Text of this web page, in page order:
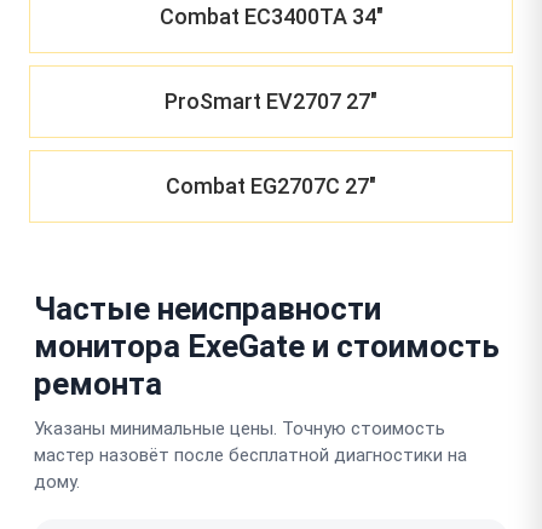
Combat EC3400TA 34"
ProSmart EV2707 27"
Combat EG2707C 27"
Частые неисправности
монитора ExeGate и стоимость
ремонта
Указаны минимальные цены. Точную стоимость
мастер назовёт после бесплатной диагностики на
дому.